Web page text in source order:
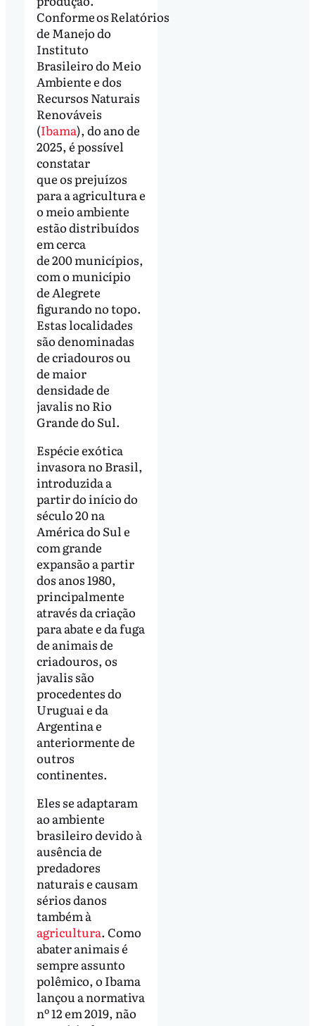
Conforme os Relatórios
de Manejo do
Instituto
Brasileiro do Meio
Ambiente e dos
Recursos Naturais
Renováveis
(Ibama), do ano de
2025, é possível
constatar
que os prejuízos
para a agricultura e
o meio ambiente
estão distribuídos
em cerca
de 200 municípios,
com o município
de Alegrete
figurando no topo.
Estas localidades
são denominadas
de criadouros ou
de maior
densidade de
javalis no Rio
Grande do Sul.
Espécie exótica
invasora no Brasil,
introduzida a
partir do início do
século 20 na
América do Sul e
com grande
expansão a partir
dos anos 1980,
principalmente
através da criação
para abate e da fuga
de animais de
criadouros, os
javalis são
procedentes do
Uruguai e da
Argentina e
anteriormente de
outros
continentes.
Eles se adaptaram
ao ambiente
brasileiro devido à
ausência de
predadores
naturais e causam
sérios danos
também à
agricultura. Como
abater animais é
sempre assunto
polêmico, o Ibama
lançou a normativa
nº 12 em 2019, não